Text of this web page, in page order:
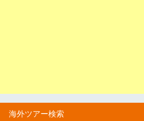
海外ツアー検索